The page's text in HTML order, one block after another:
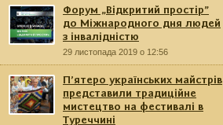
Форум „Відкритий простір”
до Міжнародного дня людей
з інвалідністю
29 листопада 2019 о 12:56
П’ятеро українських майстрів
представили традиційне
мистецтво на фестивалі в
Туреччині